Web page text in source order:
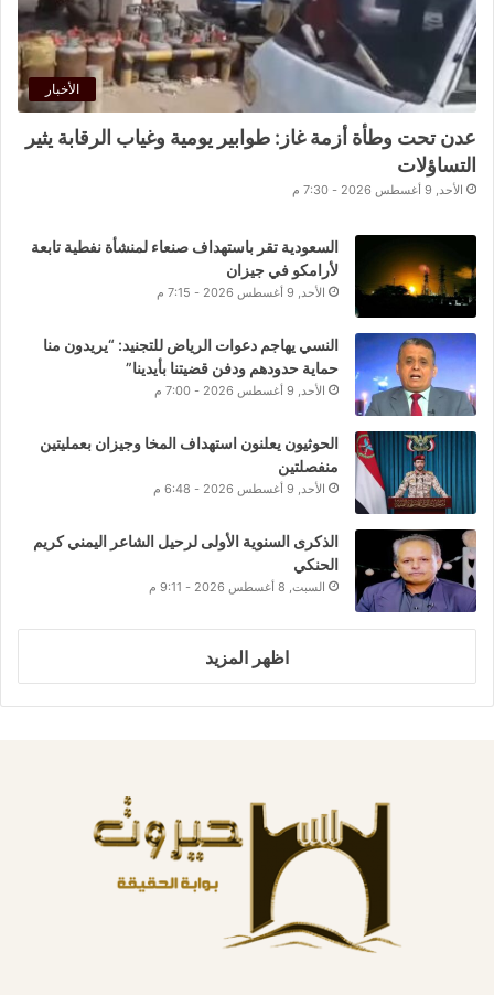
الأخبار
عدن تحت وطأة أزمة غاز: طوابير يومية وغياب الرقابة يثير
التساؤلات
الأحد, 9 أغسطس 2026 - 7:30 م
السعودية تقر باستهداف صنعاء لمنشأة نفطية تابعة
لأرامكو في جيزان
الأحد, 9 أغسطس 2026 - 7:15 م
النسي يهاجم دعوات الرياض للتجنيد: “يريدون منا
حماية حدودهم ودفن قضيتنا بأيدينا”
الأحد, 9 أغسطس 2026 - 7:00 م
الحوثيون يعلنون استهداف المخا وجيزان بعمليتين
منفصلتين
الأحد, 9 أغسطس 2026 - 6:48 م
الذكرى السنوية الأولى لرحيل الشاعر اليمني كريم
الحنكي
السبت, 8 أغسطس 2026 - 9:11 م
اظهر المزيد